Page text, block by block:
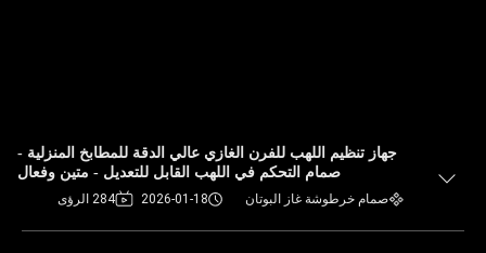
جهاز تنظيم اللهب للفرن الغازي عالي الدقة للمطابخ المنزلية -
صمام التحكم في اللهب القابل للتعديل - متين وفعال
صمام خرطوشة غاز البوتان 2026-01-18 284 الرؤى